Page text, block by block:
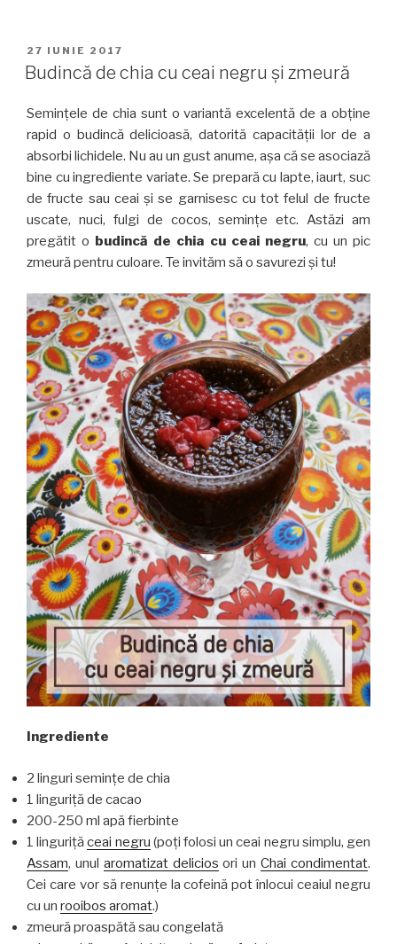
de
PUBLICAT
PE
27 IUNIE 2017
Budincă de chia cu ceai negru și zmeură
Semințele de chia sunt o variantă excelentă de a obține
rapid o budincă delicioasă, datorită capacității lor de a
absorbi lichidele. Nu au un gust anume, așa că se asociază
bine cu ingrediente variate. Se prepară cu lapte, iaurt, suc
de fructe sau ceai și se garnisesc cu tot felul de fructe
uscate, nuci, fulgi de cocos, semințe etc. Astăzi am
pregătit o budincă de chia cu ceai negru, cu un pic
zmeură pentru culoare. Te invităm să o savurezi și tu!
Ingrediente
2 linguri semințe de chia
1 linguriță de cacao
200-250 ml apă fierbinte
1 lingurițăceai negru (poți folosi un ceai negru simplu, gen
Assam, unul aromatizat delicios ori unChai condimentat.
Cei care vor să renunțe la cofeină pot înlocui ceaiul negru
cu un rooibos aromat.)
zmeură proaspătă sau congelată